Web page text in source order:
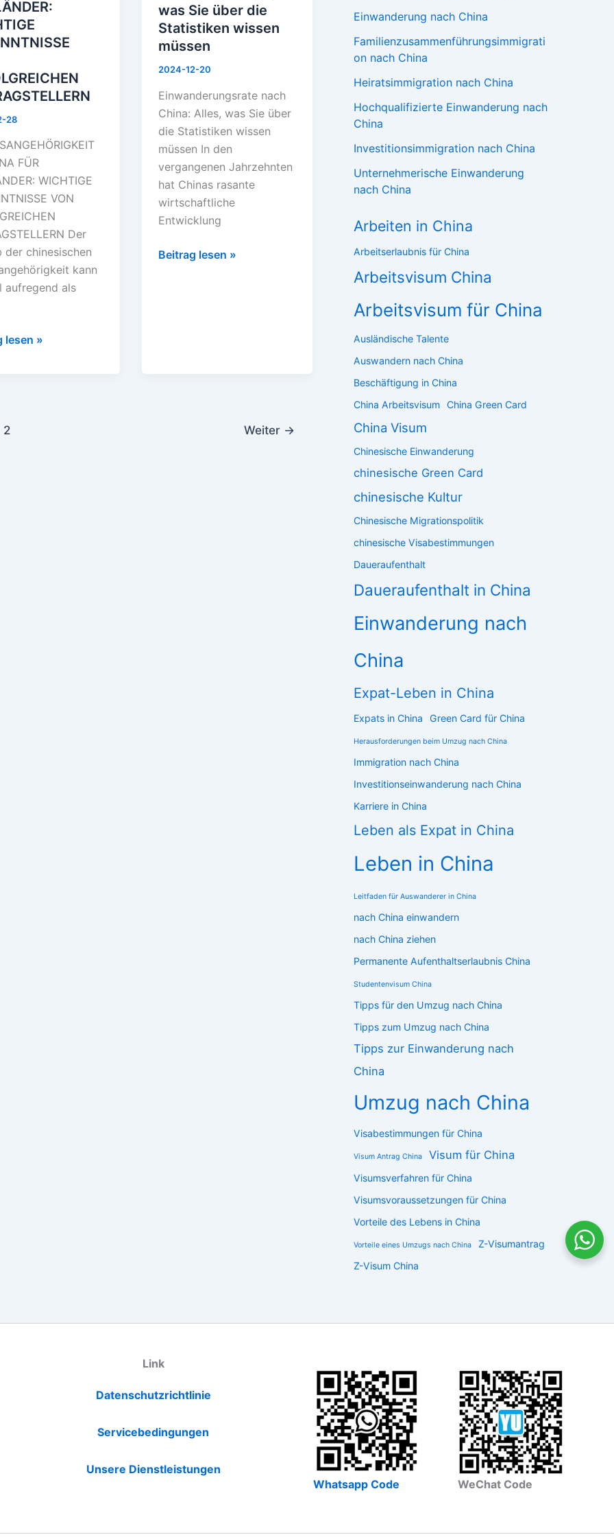
28
FÜR
WICHTIGE
VON
Der
der chinesischen
kann
aufregend als
lesen »
was Sie über die
Statistiken wissen
müssen
2024-12-20
Einwanderungsrate nach
China: Alles, was Sie über
die Statistiken wissen
müssen In den
vergangenen Jahrzehnten
hat Chinas rasante
wirtschaftliche
Entwicklung
Beitrag lesen »
2 Weiter →
Einwanderung nach China
Familienzusammenführungsimmigrati
on nach China
Heiratsimmigration nach China
Hochqualifizierte Einwanderung nach
China
Investitionsimmigration nach China
Unternehmerische Einwanderung
nach China
Arbeiten in China
Arbeitserlaubnis für China
Arbeitsvisum China
Arbeitsvisum für China
Ausländische Talente
Auswandern nach China
Beschäftigung in China
China Arbeitsvisum China Green Card
China Visum
Chinesische Einwanderung
chinesische Green Card
chinesische Kultur
Chinesische Migrationspolitik
chinesische Visabestimmungen
Daueraufenthalt
Daueraufenthalt in China
Einwanderung nach
China
Expat-Leben in China
Expats in China Green Card für China
Herausforderungen beim Umzug nach China
Immigration nach China
Investitionseinwanderung nach China
Karriere in China
Leben als Expat in China
Leben in China
Leitfaden für Auswanderer in China
nach China einwandern
nach China ziehen
Permanente Aufenthaltserlaubnis China
Studentenvisum China
Tipps für den Umzug nach China
Tipps zum Umzug nach China
Tipps zur Einwanderung nach
China
Umzug nach China
Visabestimmungen für China
Visum Antrag China Visum für China
Visumsverfahren für China
Visumsvoraussetzungen für China
Vorteile des Lebens in China
Vorteile eines Umzugs nach China
Z-Visumantrag
Z-Visum China
Link
Datenschutzrichtlinie
Servicebedingungen
Unsere Dienstleistungen
Whatsapp Code
WeChat Code